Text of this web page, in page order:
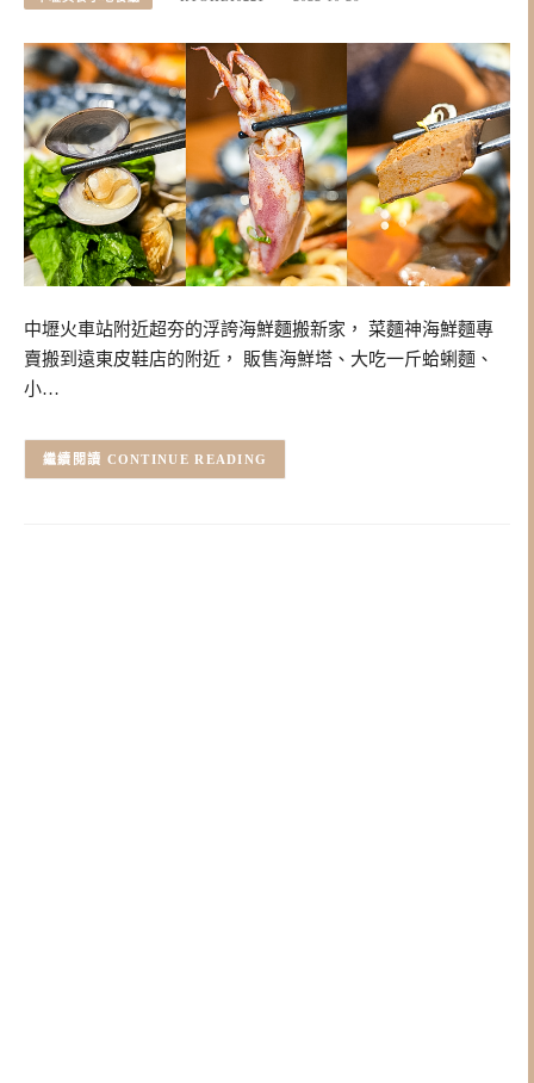
中壢火車站附近超夯的浮誇海鮮麵搬新家， 菜麵神海鮮麵專
賣搬到遠東皮鞋店的附近， 販售海鮮塔、大吃一斤蛤蜊麵、
小…
CONTINUE READING